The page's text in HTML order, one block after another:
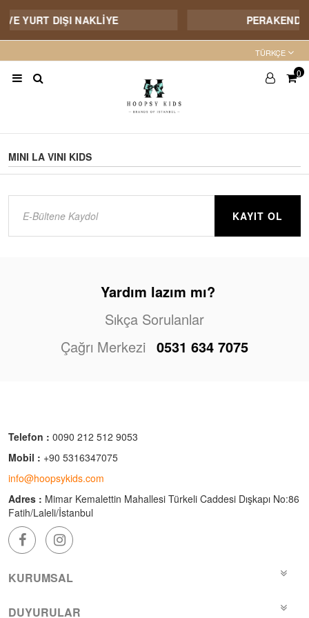
VE YURT DIŞI NAKLİYE
TÜRKÇE
0
MINI LA VINI KIDS
KAYIT OL
Yardım lazım mı?
Sıkça Sorulanlar
Çağrı Merkezi 0531 634 7075
Telefon : 0090 212 512 9053
Mobil : +90 5316347075
info@hoopsykids.com
Adres : Mimar Kemalettin Mahallesi Türkeli Caddesi Dışkapı No:86
Fatih/Laleli/İstanbul
KURUMSAL
DUYURULAR